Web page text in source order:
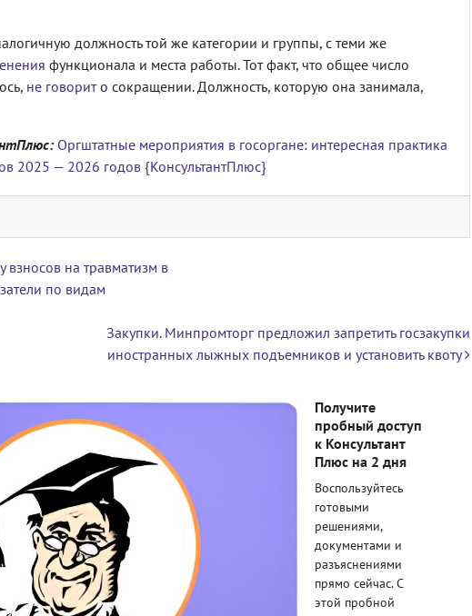
должность той же категории и группы, с теми же
функционала и места работы. Тот факт, что общее число
не говорито сокращении. Должность, которую она занимала,
Оргштатные мероприятия в госоргане: интересная практика
2025 — 2026 годов {КонсультантПлюс}
взносов на травматизм в
по видам
Закупки. Минпромторг предложил запретить госзакупки
иностранных лыжных подъемников и установить квоту
Получите
пробный доступ
к Консультант
Плюс на 2 дня
Воспользуйтесь
готовыми
решениями,
документами и
разъяснениями
прямо сейчас. С
этой пробной